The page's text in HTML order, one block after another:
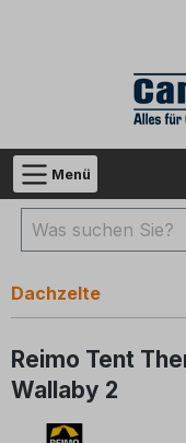
Zum
Menü
Dachzelte
Reimo Tent
Wallaby 2